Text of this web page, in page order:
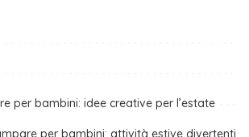
per bambini: idee creative per l’estate
per bambini: attività estive divertenti